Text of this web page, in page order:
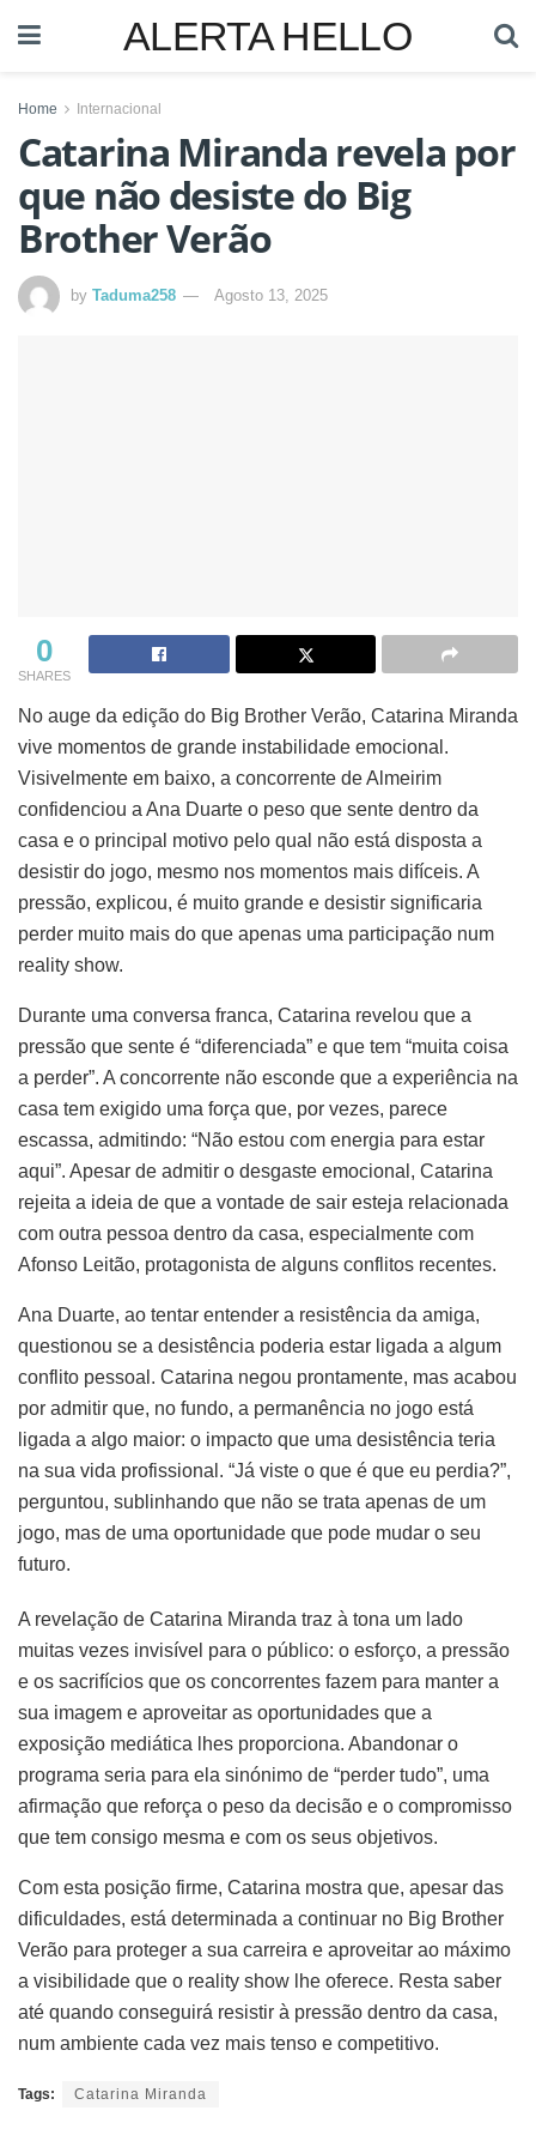
ALERTA HELLO
Home Internacional
Catarina Miranda revela por
que não desiste do Big
Brother Verão
by Taduma258 Agosto 13, 2025
0
SHARES
No auge da edição do Big Brother Verão, Catarina Miranda
vive momentos de grande instabilidade emocional.
Visivelmente em baixo, a concorrente de Almeirim
confidenciou a Ana Duarte o peso que sente dentro da
casa e o principal motivo pelo qual não está disposta a
desistir do jogo, mesmo nos momentos mais difíceis. A
pressão, explicou, é muito grande e desistir significaria
perder muito mais do que apenas uma participação num
reality show.
Durante uma conversa franca, Catarina revelou que a
pressão que sente é “diferenciada” e que tem “muita coisa
a perder”. A concorrente não esconde que a experiência na
casa tem exigido uma força que, por vezes, parece
escassa, admitindo: “Não estou com energia para estar
aqui”. Apesar de admitir o desgaste emocional, Catarina
rejeita a ideia de que a vontade de sair esteja relacionada
com outra pessoa dentro da casa, especialmente com
Afonso Leitão, protagonista de alguns conflitos recentes.
Ana Duarte, ao tentar entender a resistência da amiga,
questionou se a desistência poderia estar ligada a algum
conflito pessoal. Catarina negou prontamente, mas acabou
por admitir que, no fundo, a permanência no jogo está
ligada a algo maior: o impacto que uma desistência teria
na sua vida profissional. “Já viste o que é que eu perdia?”,
perguntou, sublinhando que não se trata apenas de um
jogo, mas de uma oportunidade que pode mudar o seu
futuro.
A revelação de Catarina Miranda traz à tona um lado
muitas vezes invisível para o público: o esforço, a pressão
e os sacrifícios que os concorrentes fazem para manter a
sua imagem e aproveitar as oportunidades que a
exposição mediática lhes proporciona. Abandonar o
programa seria para ela sinónimo de “perder tudo”, uma
afirmação que reforça o peso da decisão e o compromisso
que tem consigo mesma e com os seus objetivos.
Com esta posição firme, Catarina mostra que, apesar das
dificuldades, está determinada a continuar no Big Brother
Verão para proteger a sua carreira e aproveitar ao máximo
a visibilidade que o reality show lhe oferece. Resta saber
até quando conseguirá resistir à pressão dentro da casa,
num ambiente cada vez mais tenso e competitivo.
Tags: Catarina Miranda